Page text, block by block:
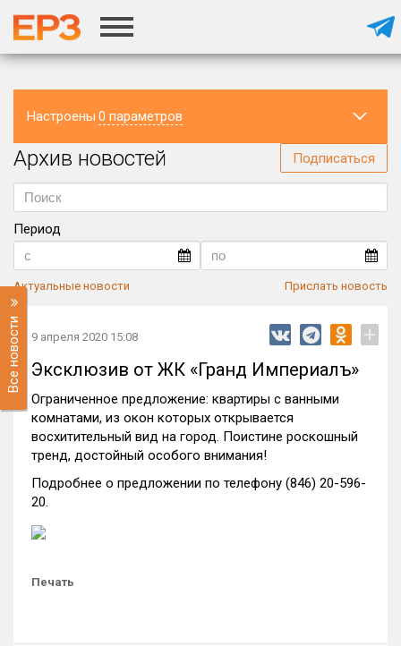
Настроены 0 параметров
Регион
Архив новостей Подписаться
Период
Актуальные новости Прислать новость
Все новости 9 апреля 2020 15:08 +
Эксклюзив от ЖК «Гранд Империалъ»
Ограниченное предложение: квартиры с ванными
комнатами, из окон которых открывается
восхитительный вид на город. Поистине роскошный
тренд, достойный особого внимания!
Подробнее о предложении по телефону (846) 20-596-
20.
Печать